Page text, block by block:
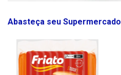
Abasteça seu Supermercado